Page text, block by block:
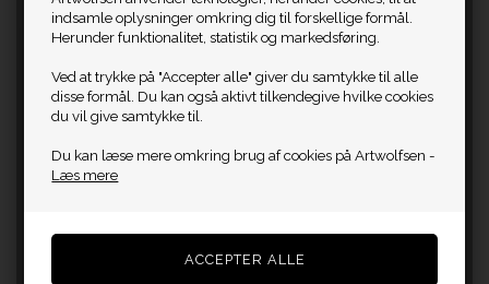
indsamle oplysninger omkring dig til forskellige formål.
Herunder funktionalitet, statistik og markedsføring.
Ved at trykke på "Accepter alle" giver du samtykke til alle
disse formål. Du kan også aktivt tilkendegive hvilke cookies
du vil give samtykke til.
Du kan læse mere omkring brug af cookies på Artwolfsen -
Læs mere